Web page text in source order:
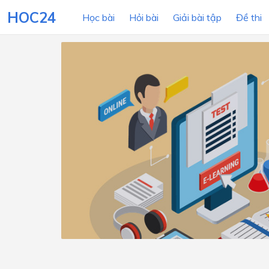
HOC24 Học bài Hỏi bài Giải bài tập Đề thi
LỚP HỌC
Lớp 12
Lớp 8
Lớp 7